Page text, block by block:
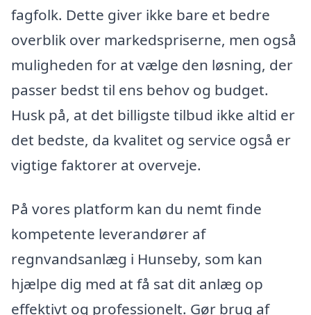
fagfolk. Dette giver ikke bare et bedre
overblik over markedspriserne, men også
muligheden for at vælge den løsning, der
passer bedst til ens behov og budget.
Husk på, at det billigste tilbud ikke altid er
det bedste, da kvalitet og service også er
vigtige faktorer at overveje.
På vores platform kan du nemt finde
kompetente leverandører af
regnvandsanlæg i Hunseby, som kan
hjælpe dig med at få sat dit anlæg op
effektivt og professionelt. Gør brug af